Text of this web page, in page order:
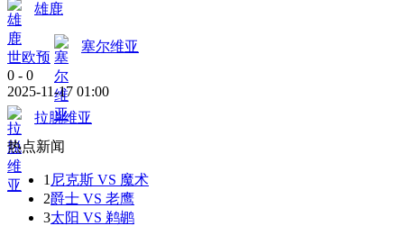
雄鹿
世欧预
塞尔维亚
0 - 0
2025-11-17 01:00
拉脱维亚
热点新闻
1 尼克斯 VS 魔术
2爵士 VS 老鹰
3太阳 VS 鹈鹕